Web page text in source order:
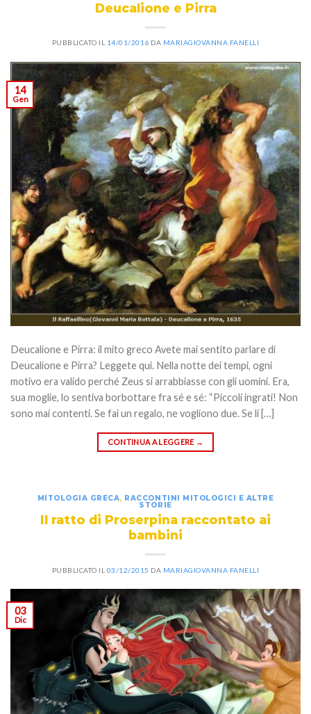
Deucalione e Pirra
PUBBLICATO IL 14/01/2016 DA MARIAGIOVANNA FANELLI
14
Gen
Deucalione e Pirra: il mito greco Avete mai sentito parlare di
Deucalione e Pirra? Leggete qui. Nella notte dei tempi, ogni
motivo era valido perché Zeus si arrabbiasse con gli uomini. Era,
sua moglie, lo sentiva borbottare fra sé e sé: “Piccoli ingrati! Non
sono mai contenti. Se fai un regalo, ne vogliono due. Se li […]
CONTINUA A LEGGERE →
MITOLOGIA GRECA, RACCONTINI MITOLOGICI E ALTRE
STORIE
Il ratto di Proserpina raccontato ai
bambini
PUBBLICATO IL 03/12/2015 DA MARIAGIOVANNA FANELLI
03
Dic